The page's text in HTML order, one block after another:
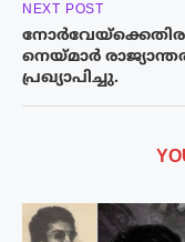
NEXT POST
നെയ്മാർ
പ്രഖ്യാപിച്ചു.